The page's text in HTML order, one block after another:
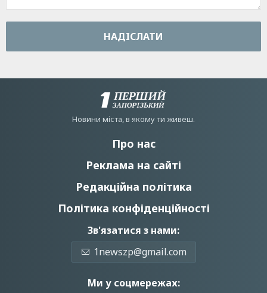
НАДIСЛАТИ
Новини мiста, в якому ти живеш.
Про нас
Реклама на сайті
Редакційна політика
Політика конфіденційності
Зв'язатися з нами:
1newszp@gmail.com
Ми у соцмережах: